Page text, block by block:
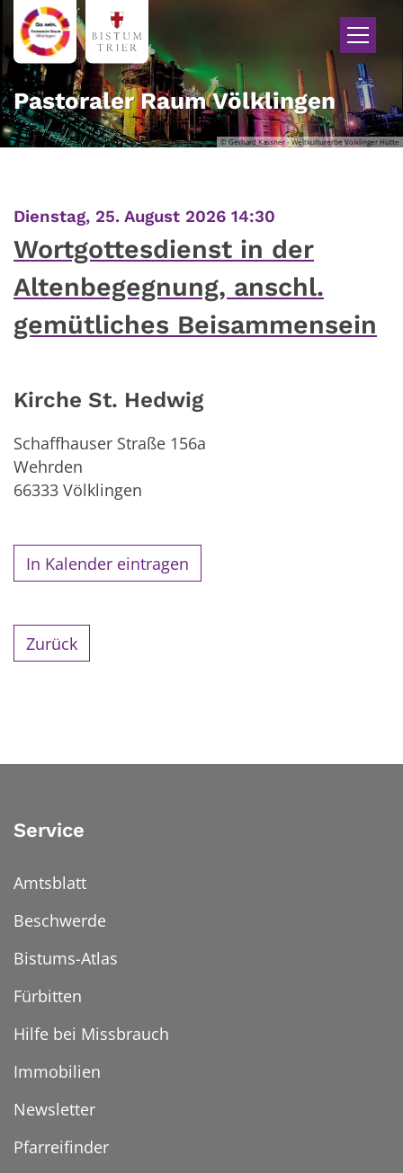
Zum Inhalt springen
© Gerhard Kassner - Weltkulturerbe Völklinger Hütte
Pastoraler Raum Völklingen
Dienstag, 25. August 2026 14:30
Wortgottesdienst in der
Altenbegegnung, anschl.
gemütliches Beisammensein
Kirche St. Hedwig
Schaffhauser Straße 156a
Wehrden
66333 Völklingen
In Kalender eintragen
Zurück
Service
Amtsblatt
Beschwerde
Bistums-Atlas
Fürbitten
Hilfe bei Missbrauch
Immobilien
Newsletter
Pfarreifinder